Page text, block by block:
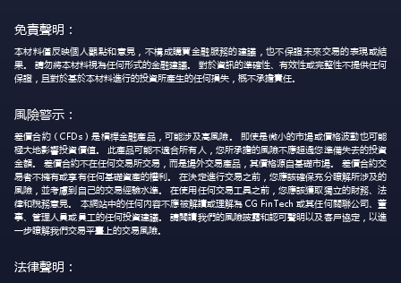
免責聲明：
本材料僅反映個人觀點和意見，不構成購買金融服務的建議，也不保證未來交易的表現或結
果。 請勿將本材料視為任何形式的金融建議。 對於資訊的準確性、有效性或完整性不提供任何
保證，且對於基於本材料進行的投資所產生的任何損失，概不承擔責任。
風險警示：
差價合約（CFDs）是槓桿金融產品，可能涉及高風險。 即使是微小的市場或價格波動也可能
極大地影響投資價值。 此產品可能不適合所有人，您所承擔的風險不應超過您準備失去的投資
金額。 差價合約不在任何交易所交易，而是場外交易產品，其價格源自基礎市場。 差價合約交
易者不擁有或享有任何基礎資產的權利。 在決定進行交易之前，您應該確保充分瞭解所涉及的
風險，並考慮到自己的交易經驗水準。 在使用任何交易工具之前，您應該獲取獨立的財務、法
律和稅務意見。 本網站中的任何內容不應被解讀或理解為 CG FinTech 或其任何關聯公司、董
事、管理人員或員工的任何投資建議。 請閱讀我們的風險披露和認可聲明以及客戶協定，以進
一步瞭解我們交易平臺上的交易風險。
法律聲明：